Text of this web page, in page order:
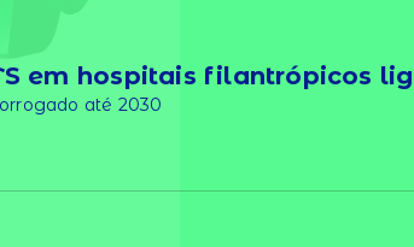
em hospitais filantrópicos
até 2030